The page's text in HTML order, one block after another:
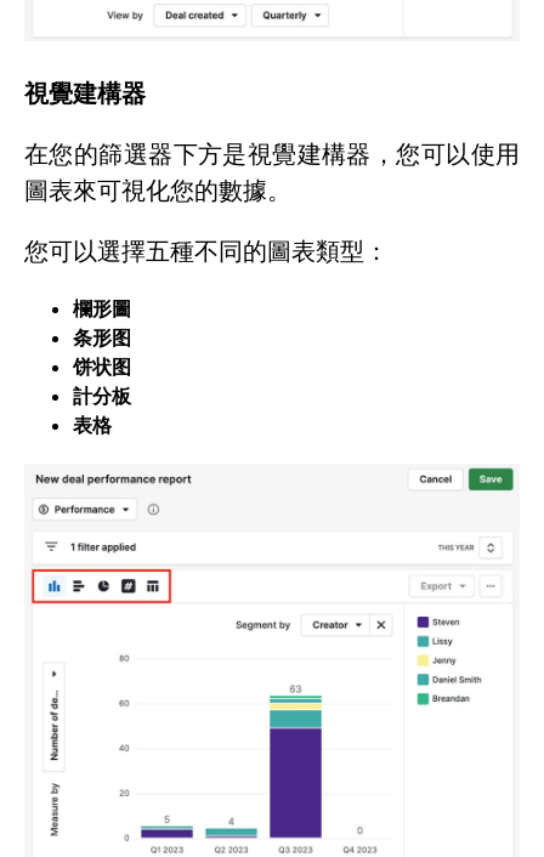
視覺建構器
在您的篩選器下方是視覺建構器，您可以使用
圖表來可視化您的數據。
您可以選擇五種不同的圖表類型：
欄形圖
条形图
饼状图
計分板
表格